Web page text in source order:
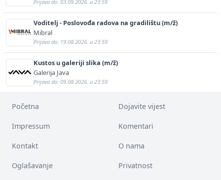
Prijava do: 03.09.2026. u 23:59
Voditelj - Poslovođa radova na gradilištu (m/ž)
Mibral
Prijava do: 19.08.2026. u 23:59
Kustos u galeriji slika (m/ž)
Galerija Java
Prijava do: 09.08.2026. u 23:59
Početna Dojavite vijest
Impressum Komentari
Kontakt O nama
Oglašavanje Privatnost